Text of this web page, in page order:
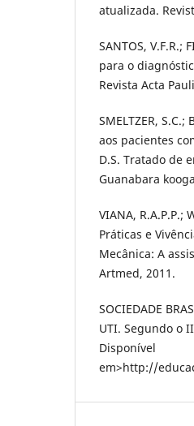
atualizada.
SANTOS, V.F.R.;
para o
Revista Acta
SMELTZER,
aos pacientes
D.S. Tratado de
Guanabara
VIANA, R.A.P.P.;
Práticas e
Mecânica: A
Artmed, 2011.
SOCIEDADE
UTI. Segundo o
Disponível
em>http://